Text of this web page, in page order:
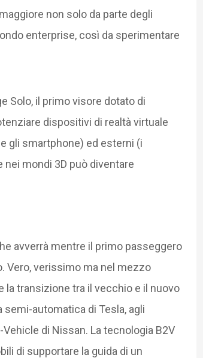
non solo da parte degli
enterprise, così da sperimentare
Solo, il primo visore dotato di
dispositivi di realtà virtuale
gli smartphone) ed esterni (i
mondi 3D può diventare
avverrà mentre il primo passeggero
Vero, verissimo ma nel mezzo
la transizione tra il vecchio e il nuovo
semi-automatica di Tesla, agli
di Nissan. La tecnologia B2V
di supportare la guida di un